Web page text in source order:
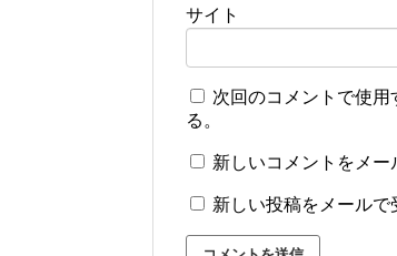
サイト
次回のコメントで使
る。
新しいコメントをメー
新しい投稿をメールで